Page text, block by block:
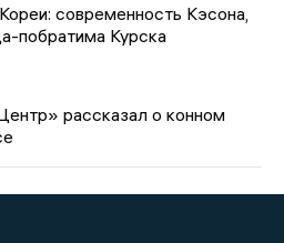
современность Кэсона,
побратима Курска
рассказал о конном